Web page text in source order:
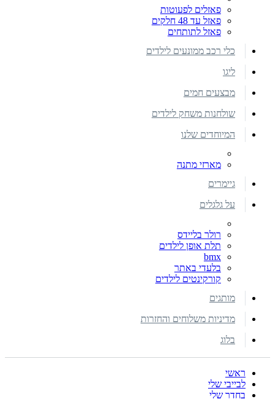
פאזלים לפעוטות
פאזל עד 48 חלקים
פאזל לתותחים
כלי רכב ממונעים לילדים
ליגו
מבצעים חמים
שולחנות משחק לילדים
המיוחדים שלנו
מארזי מתנה
גיימרים
על גלגלים
רולר בליידס
תלת אופן לילדים
bmx
בלעדי באתר
קורקינטים לילדים
מותגים
מדיניות משלוחים והחזרות
בלוג
ראשי
לבייבי שלי
בחדר שלי